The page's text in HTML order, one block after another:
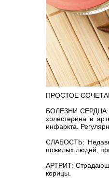
ПРОСТОЕ
БОЛЕЗНИ СЕРДЦА:
холестерина в
инфаркта.
СЛАБОСТЬ:
пожилых людей,
АРТРИТ:
корицы.